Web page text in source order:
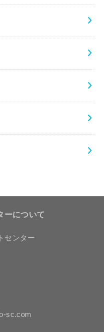
ーについて
センター
sc.com